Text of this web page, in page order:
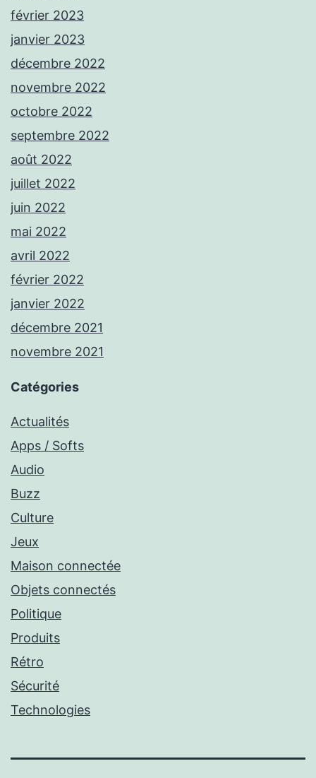
février 2023
janvier 2023
décembre 2022
novembre 2022
octobre 2022
septembre 2022
août 2022
juillet 2022
juin 2022
mai 2022
avril 2022
février 2022
janvier 2022
décembre 2021
novembre 2021
Catégories
Actualités
Apps / Softs
Audio
Buzz
Culture
Jeux
Maison connectée
Objets connectés
Politique
Produits
Rétro
Sécurité
Technologies